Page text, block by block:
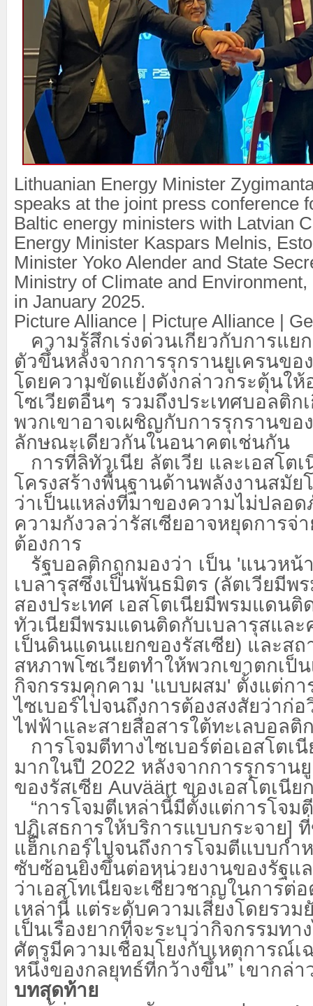
Lithuanian Energy Minister
speaks at the joint press conference
Baltic energy ministers with Latvian
Energy Minister Kaspars Melnis,
Minister Yoko Alender and State
Ministry of Climate and
in January 2025.
Picture Alliance | Picture Alliance |
ความรู้สึกเร่งด่วนเกี่ยวกับการแย
ตัวขึ้นหลังจากการรุกรานยูเครนขอ
โดยความขัดแย้งดังกล่าวกระตุ้นใ
โซเวียตอื่นๆ รวมถึงประเทศบอลติก
พวกเขาอาจเผชิญกับการรุกรานขอ
ลักษณะเดียวกันในอนาคตเช่นกัน
การที่ลิทัวเนีย ลัตเวีย และเอสโต
โครงสร้างพื้นฐานด้านพลังงานสมัย
ว่าเป็นแหล่งที่มาของความไม่ปลอด
ความกังวลว่ารัสเซียอาจหยุดการจ่
ต้องการ
รัฐบอลติกถูกมองว่า เป็น 'แนวหน้
เบลารุสซึ่งเป็นพันธมิตร (ลัตเวียมีพ
สองประเทศ เอสโตเนียมีพรมแดนติ
ทัวเนียมีพรมแดนติดกับเบลารุสแล
เป็นดินแดนแยกของรัสเซีย) และสถ
สหภาพโซเวียตทำให้พวกเขาตกเป็
กิจกรรมคุกคาม 'แบบผสม' ตั้งแต่กา
ไซเบอร์ไปจนถึงการต้องสงสัยว่าก่
ไฟฟ้าและสายสื่อสารใต้ทะเลบอลติ
การโจมตีทางไซเบอร์ต่อเอสโตเ
มากในปี 2022 หลังจากการรุกราน
ของรัสเซีย Auväärt ของเอสโตเนีย
“การโจมตีเหล่านี้มีตั้งแต่การโจม
ปฏิเสธการให้บริการแบบกระจาย]
แฮ็กเกอร์ไปจนถึงการโจมตีแบบกำ
ซับซ้อนยิ่งขึ้นต่อหน่วยงานของรัฐแ
ว่าเอสโทเนียจะเชี่ยวชาญในการต่
เหล่านี้ แต่ระดับความเสี่ยงโดยรวม
เป็นเรื่องยากที่จะระบุว่ากิจกรรมทา
ศัตรูมีความเชื่อมโยงกับเหตุการณ์เ
หนึ่งของกลยุทธ์ที่กว้างขึ้น” เขากล่า
บทสุดท้าย